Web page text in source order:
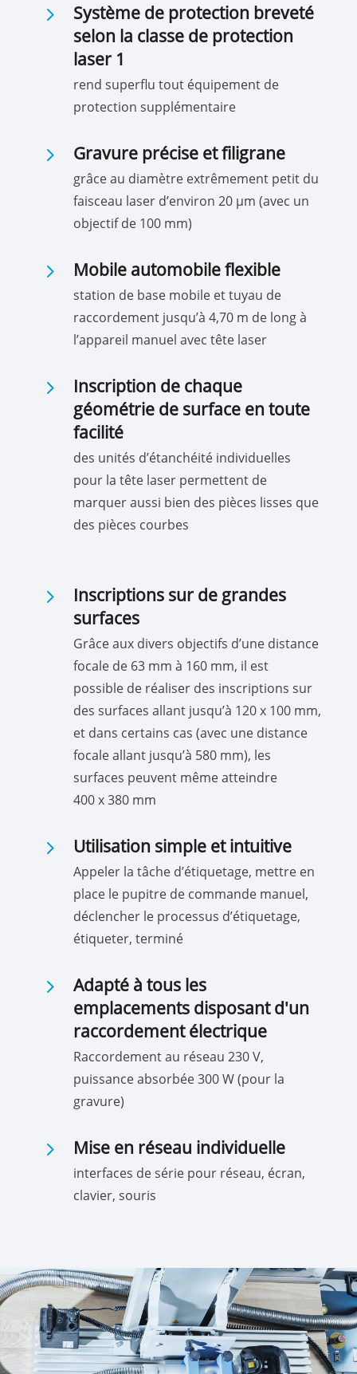
5
Système de protection breveté
selon la classe de protection
laser 1
rend superflu tout équipement de
protection supplémentaire
5 Gravure précise et filigrane
grâce au diamètre extrêmement petit du
faisceau laser d’environ 20 µm (avec un
objectif de 100 mm)
5 Mobile automobile flexible
station de base mobile et tuyau de
raccordement jusqu’à 4,70 m de long à
l’appareil manuel avec tête laser
5
Inscription de chaque
géométrie de surface en toute
facilité
des unités d’étanchéité individuelles
pour la tête laser permettent de
marquer aussi bien des pièces lisses que
des pièces courbes
5
Inscriptions sur de grandes
surfaces
Grâce aux divers objectifs d’une distance
focale de 63 mm à 160 mm, il est
possible de réaliser des inscriptions sur
des surfaces allant jusqu’à 120 x 100 mm,
et dans certains cas (avec une distance
focale allant jusqu’à 580 mm), les
surfaces peuvent même atteindre
400 x 380 mm
5 Utilisation simple et intuitive
Appeler la tâche d’étiquetage, mettre en
place le pupitre de commande manuel,
déclencher le processus d’étiquetage,
étiqueter, terminé
5
Adapté à tous les
emplacements disposant d'un
raccordement électrique
Raccordement au réseau 230 V,
puissance absorbée 300 W (pour la
gravure)
5 Mise en réseau individuelle
interfaces de série pour réseau, écran,
clavier, souris